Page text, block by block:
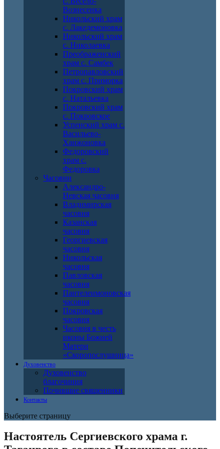
Вознесенка
Никольский храм
с. Лакедемоновка
Никольский храм
с. Николаевка
Преображенский
храм с. Самбек
Петропавловский
храм с. Приморка
Покровский храм
с. Натальевка
Покровский храм
с. Покровское
Успенский храм с.
Васильево-
Ханжоновка
Федоровский
храм с.
Федоровка
Часовни
Александро-
Невская часовня
Владимирская
часовня
Казанская
часовня
Георгиевская
часовня
Никольская
часовня
Павловская
часовня
Пантелеимоновская
часовня
Покровская
часовня
Часовня в честь
иконы Божией
Матери
«Скоропослушница»
Духовенство
Духовенство
благочиния
Почившие священники
Контакты
Выберите страницу
Настоятель Сергиевского храма г.